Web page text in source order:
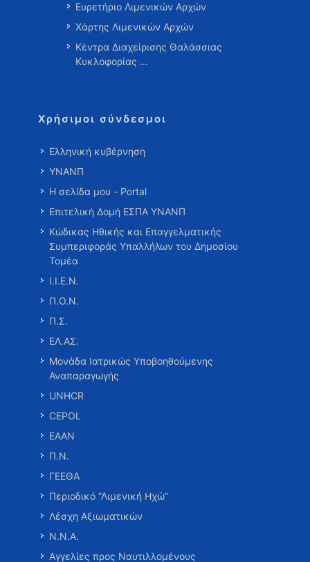
Ευρετήριο Λιμενικών Αρχών
Χάρτης Λιμενικών Αρχών
Κέντρα Διαχείρισης Θαλάσσιας
Κυκλοφορίας …
Χρήσιμοι σύνδεσμοι
Ελληνική κυβέρνηση
ΥΝΑΝΠ
Η σελίδα μου - Portal
Επιτελική Δομή ΕΣΠΑ ΥΝΑΝΠ
Κώδικας Ηθικής και Επαγγελματικής
Συμπεριφοράς Υπαλλήλων του Δημοσίου
Τομέα
Ι.Ι.Ε.Ν.
Π.Ο.Ν.
Π.Σ.
ΕΛ.ΑΣ.
Μονάδα Ιατρικώς Υποβοηθούμενης
Αναπαραγωγής
UNHCR
CEPOL
ΕΑΑΝ
Π.Ν.
ΓΕΕΘΑ
Περιοδικό “Λιμενική Ηχώ”
Λέσχη Αξιωματικών
Ν.Ν.Α.
Αγγελίες προς Ναυτιλλομένους